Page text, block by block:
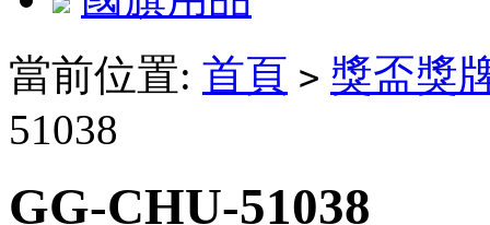
當前位置: 首頁 > 獎盃獎
51038
GG-CHU-51038